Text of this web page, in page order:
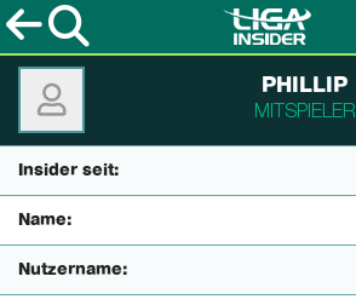
PHILLIP
MITSPIELER
Insider seit:
Name:
Nutzername: